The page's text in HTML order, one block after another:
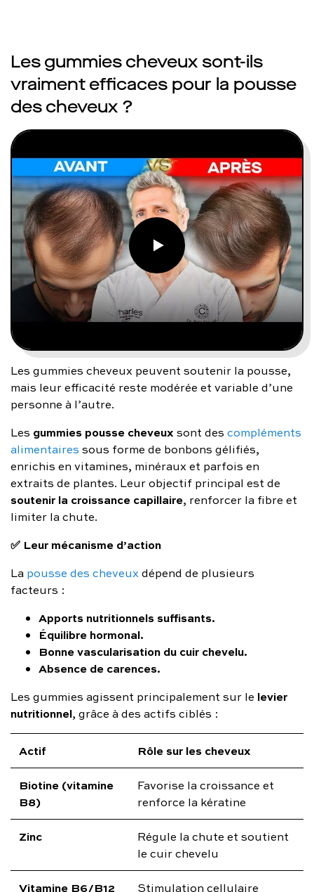
Les gummies cheveux sont-ils
vraiment efficaces pour la pousse
des cheveux ?
Les gummies cheveux peuvent soutenir la pousse,
mais leur efficacité reste modérée et variable d’une
personne à l’autre.
Les gummies pousse cheveux sont des compléments
alimentaires sous forme de bonbons gélifiés,
enrichis en vitamines, minéraux et parfois en
extraits de plantes. Leur objectif principal est de
soutenir la croissance capillaire, renforcer la fibre et
limiter la chute.
✅ Leur mécanisme d’action
La pousse des cheveuxdépend de plusieurs
facteurs :
Apports nutritionnels suffisants.
Équilibre hormonal.
Bonne vascularisation du cuir chevelu.
Absence de carences.
Les gummies agissent principalement sur le levier
nutritionnel, grâce à des actifs ciblés :
Actif Rôle sur les cheveux
Biotine (vitamine
B8)
Favorise la croissance et
renforce la kératine
Zinc
Régule la chute et soutient
le cuir chevelu
Vitamine B6/B12 Stimulation cellulaire